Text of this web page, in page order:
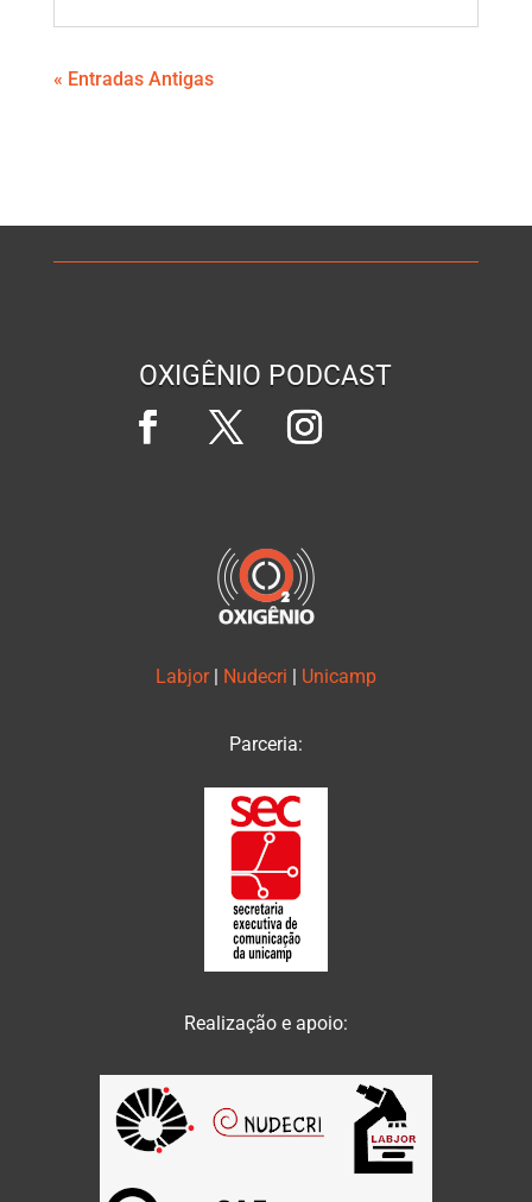
« Entradas Antigas
OXIGÊNIO PODCAST
Labjor | Nudecri | Unicamp
Parceria:
Realização e apoio: